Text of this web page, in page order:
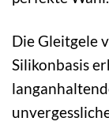
Die Gleitgele
Silikonbasis